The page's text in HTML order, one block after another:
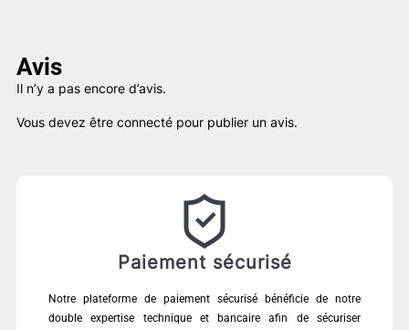
Avis
Il n’y a pas encore d’avis.
Vous devez être connecté pour publier un avis.
Paiement sécurisé
Notre plateforme de paiement sécurisé bénéficie de notre
double expertise technique et bancaire afin de sécuriser